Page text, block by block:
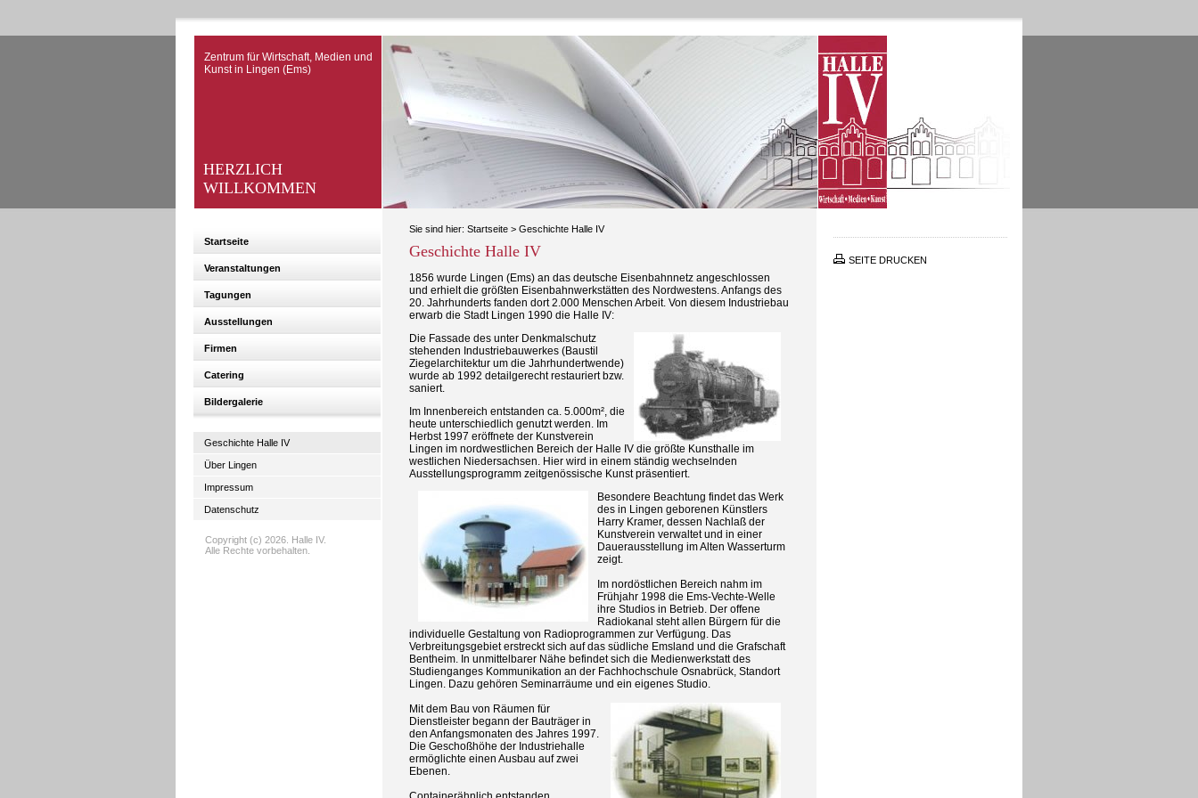
Zentrum für Wirtschaft, Medien und
Kunst in Lingen (Ems)
HERZLICH
WILLKOMMEN
Startseite
Veranstaltungen
Tagungen
Ausstellungen
Firmen
Catering
Bildergalerie
Geschichte Halle IV
Über Lingen
Impressum
Datenschutz
Copyright (c) 2026. Halle IV.
Alle Rechte vorbehalten.
Sie sind hier: Startseite > Geschichte Halle IV
Geschichte Halle IV
1856 wurde Lingen (Ems) an das deutsche Eisenbahnnetz angeschlossen
und erhielt die größten Eisenbahnwerkstätten des Nordwestens. Anfangs des
20. Jahrhunderts fanden dort 2.000 Menschen Arbeit. Von diesem Industriebau
erwarb die Stadt Lingen 1990 die Halle IV:
Die Fassade des unter Denkmalschutz
stehenden Industriebauwerkes (Baustil
Ziegelarchitektur um die Jahrhundertwende)
wurde ab 1992 detailgerecht restauriert bzw.
saniert.
Im Innenbereich entstanden ca. 5.000m², die
heute unterschiedlich genutzt werden. Im
Herbst 1997 eröffnete der Kunstverein
Lingen im nordwestlichen Bereich der Halle IV die größte Kunsthalle im
westlichen Niedersachsen. Hier wird in einem ständig wechselnden
Ausstellungsprogramm zeitgenössische Kunst präsentiert.
Besondere Beachtung findet das Werk
des in Lingen geborenen Künstlers
Harry Kramer, dessen Nachlaß der
Kunstverein verwaltet und in einer
Dauerausstellung im Alten Wasserturm
zeigt.
Im nordöstlichen Bereich nahm im
Frühjahr 1998 die Ems-Vechte-Welle
ihre Studios in Betrieb. Der offene
Radiokanal steht allen Bürgern für die
individuelle Gestaltung von Radioprogrammen zur Verfügung. Das
Verbreitungsgebiet erstreckt sich auf das südliche Emsland und die Grafschaft
Bentheim. In unmittelbarer Nähe befindet sich die Medienwerkstatt des
Studienganges Kommunikation an der Fachhochschule Osnabrück, Standort
Lingen. Dazu gehören Seminarräume und ein eigenes Studio.
Mit dem Bau von Räumen für
Dienstleister begann der Bauträger in
den Anfangsmonaten des Jahres 1997.
Die Geschoßhöhe der Industriehalle
ermöglichte einen Ausbau auf zwei
Ebenen.
SEITE DRUCKEN